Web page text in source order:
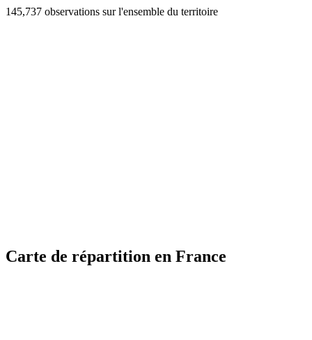
145,737 observations sur l'ensemble du territoire
Carte de répartition en France